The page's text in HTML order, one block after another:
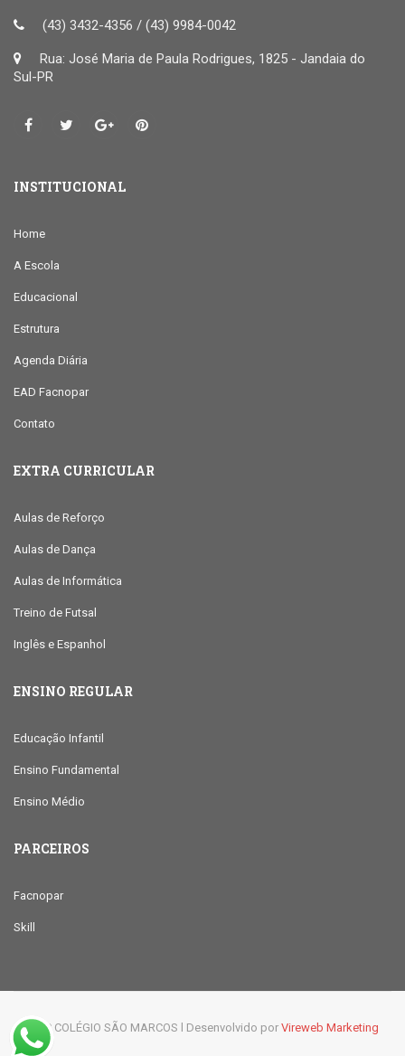
(43) 3432-4356 / (43) 9984-0042
Rua: José Maria de Paula Rodrigues, 1825 - Jandaia do
Sul-PR
INSTITUCIONAL
Home
A Escola
Educacional
Estrutura
Agenda Diária
EAD Facnopar
Contato
EXTRA CURRICULAR
Aulas de Reforço
Aulas de Dança
Aulas de Informática
Treino de Futsal
Inglês e Espanhol
ENSINO REGULAR
Educação Infantil
Ensino Fundamental
Ensino Médio
PARCEIROS
Facnopar
Skill
© 2019 COLÉGIO SÃO MARCOS l Desenvolvido por Vireweb Marketing